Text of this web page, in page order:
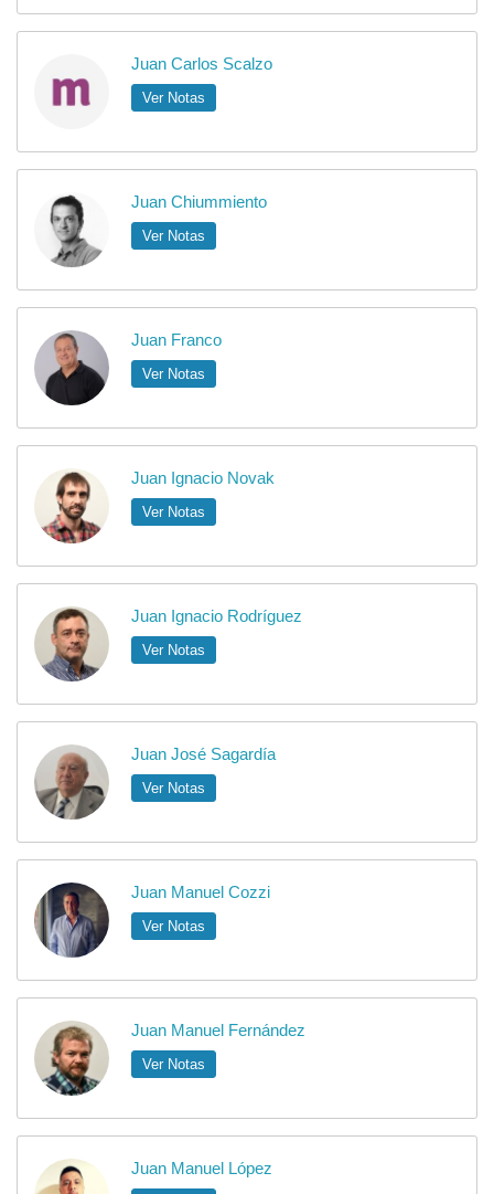
Juan Carlos Scalzo
Ver Notas
Juan Chiummiento
Ver Notas
Juan Franco
Ver Notas
Juan Ignacio Novak
Ver Notas
Juan Ignacio Rodríguez
Ver Notas
Juan José Sagardía
Ver Notas
Juan Manuel Cozzi
Ver Notas
Juan Manuel Fernández
Ver Notas
Juan Manuel López